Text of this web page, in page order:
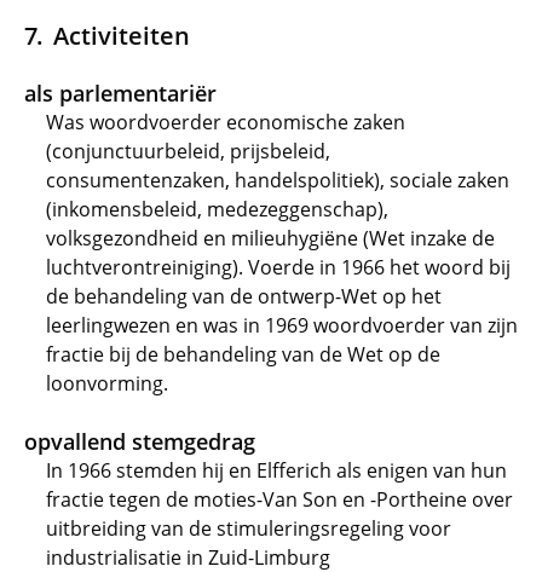
Activiteiten
als parlementariër
Was woordvoerder economische zaken
(conjunctuurbeleid, prijsbeleid,
consumentenzaken, handelspolitiek), sociale zaken
(inkomensbeleid, medezeggenschap),
volksgezondheid en milieuhygiëne (Wet inzake de
luchtverontreiniging). Voerde in 1966 het woord bij
de behandeling van de ontwerp-Wet op het
leerlingwezen en was in 1969 woordvoerder van zijn
fractie bij de behandeling van de Wet op de
loonvorming.
opvallend stemgedrag
In 1966 stemden hij en Elfferich als enigen van hun
fractie tegen de moties-Van Son en -Portheine over
uitbreiding van de stimuleringsregeling voor
industrialisatie in Zuid-Limburg